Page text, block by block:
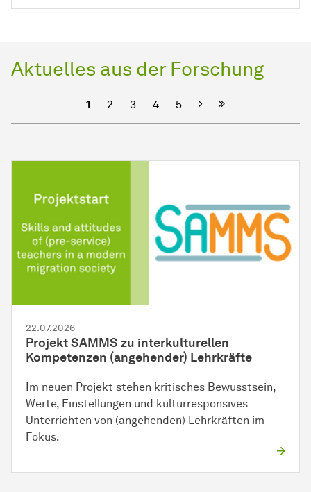
Aktuelles aus der Forschung
1 2 3 4 5 Nächste
22.07.2026
Projekt SAMMS zu interkulturellen
Kompetenzen (angehender) Lehrkräfte
Im neuen Projekt stehen kritisches Bewusstsein,
Werte, Einstellungen und kulturresponsives
Unterrichten von (angehenden) Lehrkräften im
Fokus.